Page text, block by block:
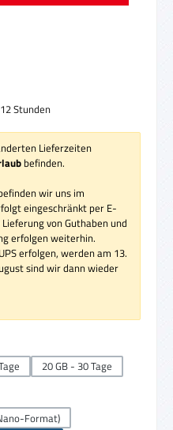
Stunden
Lieferzeiten
befinden.
wir uns im
eingeschränkt per E-
von Guthaben und
erfolgen weiterhin.
erfolgen, werden am 13.
sind wir dann wieder
20 GB - 30 Tage
Format)